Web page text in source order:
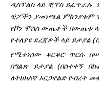
ዲስፕልስ ላይ ቺፕስ ይፈጥራሉ.
ቺፖችን ያመነጫል ምክንያቱም
የቮን ሞስስ ውጤቶች በውጤቱ
የተለያዩ ደረጃዎች ላይ ይታያል
የሚቀነሰው ቆርቆሮ ጥርሱ
በግልጽ ይታያል (በስተቀኝ
ለትክክለኛ ኦርጋኖልድ የብረት